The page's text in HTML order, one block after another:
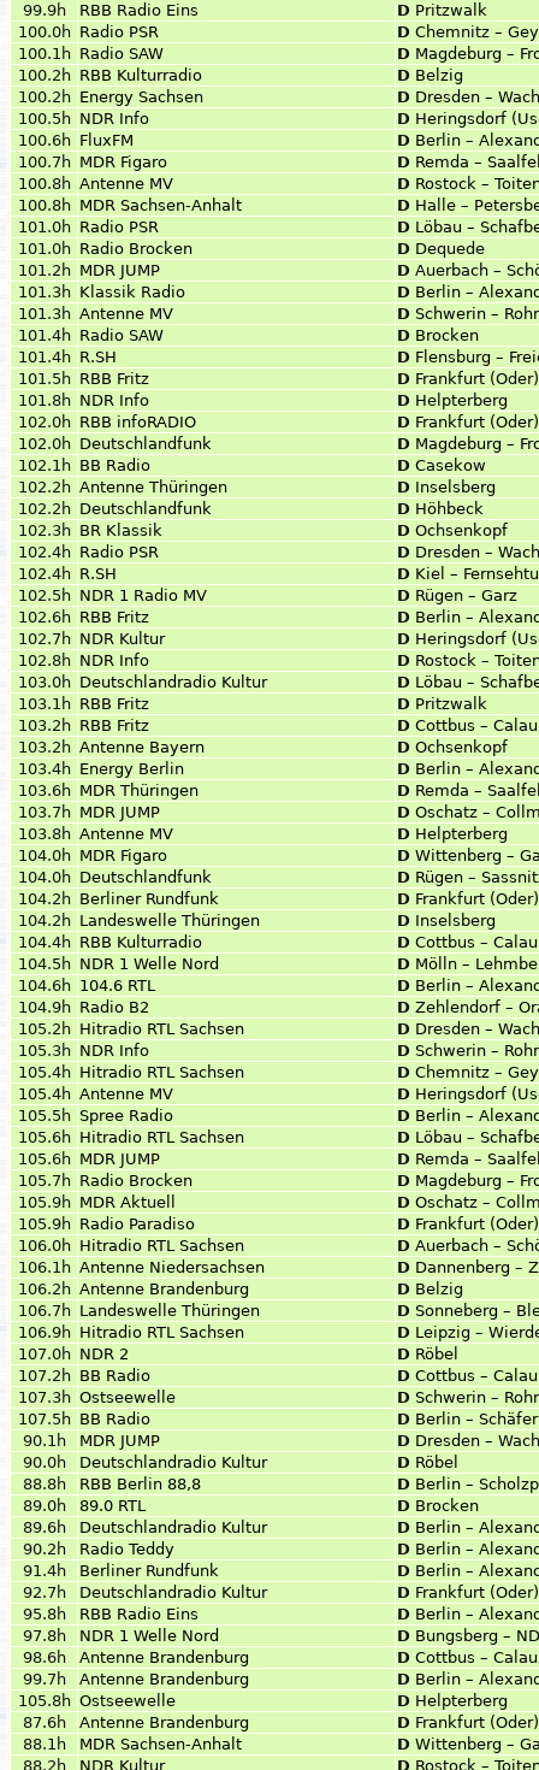
99.9h
RBB Radio Eins D Pritzwalk
100.0h Radio PSR D Chemnitz –
100.1h Radio SAW D Magdeburg –
100.2h RBB Kulturradio D Belzig
100.2h Energy Sachsen D Dresden –
100.5h NDR Info D Heringsdorf
100.6h FluxFM D Berlin –
100.7h MDR Figaro D Remda –
100.8h Antenne MV D Rostock –
100.8h MDR Sachsen-Anhalt D Halle –
101.0h Radio PSR D Löbau –
101.0h Radio Brocken D Dequede
101.2h MDR JUMP D Auerbach –
101.3h Klassik Radio D Berlin –
101.3h Antenne MV D Schwerin –
101.4h Radio SAW D Brocken
101.4h R.SH D Flensburg –
101.5h RBB Fritz D Frankfurt
101.8h NDR Info D Helpterberg
102.0h RBB infoRADIO D Frankfurt
102.0h Deutschlandfunk D Magdeburg –
102.1h BB Radio D Casekow
102.2h Antenne Thüringen D Inselsberg
102.2h Deutschlandfunk D Höhbeck
102.3h BR Klassik D Ochsenkopf
102.4h Radio PSR D Dresden –
102.4h R.SH D Kiel –
102.5h NDR 1 Radio MV D Rügen – Garz
102.6h RBB Fritz D Berlin –
102.7h NDR Kultur D Heringsdorf
102.8h NDR Info D Rostock –
103.0h Deutschlandradio Kultur D Löbau –
103.1h RBB Fritz D Pritzwalk
103.2h RBB Fritz D Cottbus – Calau
103.2h Antenne Bayern D Ochsenkopf
103.4h Energy Berlin D Berlin –
103.6h MDR Thüringen D Remda –
103.7h MDR JUMP D Oschatz –
103.8h Antenne MV D Helpterberg
104.0h MDR Figaro D Wittenberg –
104.0h Deutschlandfunk D Rügen –
104.2h Berliner Rundfunk D Frankfurt
104.2h Landeswelle Thüringen D Inselsberg
104.4h RBB Kulturradio D Cottbus – Calau
104.5h NDR 1 Welle Nord D Mölln –
104.6h 104.6 RTL D Berlin –
104.9h Radio B2 D Zehlendorf –
105.2h Hitradio RTL Sachsen D Dresden –
105.3h NDR Info D Schwerin –
105.4h Hitradio RTL Sachsen D Chemnitz –
105.4h Antenne MV D Heringsdorf
105.5h Spree Radio D Berlin –
105.6h Hitradio RTL Sachsen D Löbau –
105.6h MDR JUMP D Remda –
105.7h Radio Brocken D Magdeburg –
105.9h MDR Aktuell D Oschatz –
105.9h Radio Paradiso D Frankfurt
106.0h Hitradio RTL Sachsen D Auerbach –
106.1h Antenne Niedersachsen D Dannenberg –
106.2h Antenne Brandenburg D Belzig
106.7h Landeswelle Thüringen D Sonneberg –
106.9h Hitradio RTL Sachsen D Leipzig –
107.0h NDR 2 D Röbel
107.2h BB Radio D Cottbus – Calau
107.3h Ostseewelle D Schwerin –
107.5h BB Radio D Berlin –
90.1h
MDR JUMP D Dresden –
90.0h
Deutschlandradio Kultur D Röbel
88.8h
RBB Berlin 88,8 D Berlin –
89.0h
89.0 RTL D Brocken
89.6h
Deutschlandradio Kultur D Berlin –
90.2h
Radio Teddy D Berlin –
91.4h
Berliner Rundfunk D Berlin –
92.7h
Deutschlandradio Kultur D Frankfurt
95.8h
RBB Radio Eins D Berlin –
97.8h
NDR 1 Welle Nord D Bungsberg –
98.6h
Antenne Brandenburg D Cottbus – Calau
99.7h
Antenne Brandenburg D Berlin –
105.8h Ostseewelle D Helpterberg
87.6h
Antenne Brandenburg D Frankfurt
88.1h
MDR Sachsen-Anhalt D Wittenberg –
88.2h
NDR Kultur D Rostock –